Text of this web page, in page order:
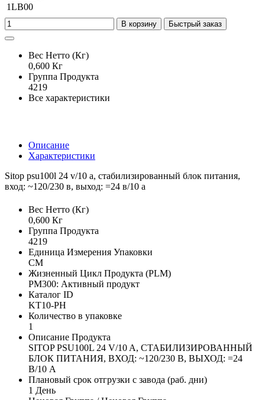
В корзину Быстрый заказ
Вес Нетто (Кг)
0,600 Кг
Группа Продукта
4219
Все характеристики
Описание
Характеристики
Sitop psu100l 24 v/10 a, стабилизированный блок питания,
вход: ~120/230 в, выход: =24 в/10 a
Вес Нетто (Кг)
0,600 Кг
Группа Продукта
4219
Единица Измерения Упаковки
CM
Жизненный Цикл Продукта (PLM)
PM300: Активный продукт
Каталог ID
KT10-PH
Количество в упаковке
1
Описание Продукта
SITOP PSU100L 24 V/10 A, СТАБИЛИЗИРОВАННЫЙ
БЛОК ПИТАНИЯ, ВХОД: ~120/230 В, ВЫХОД: =24
В/10 A
Плановый срок отгрузки с завода (раб. дни)
1 День